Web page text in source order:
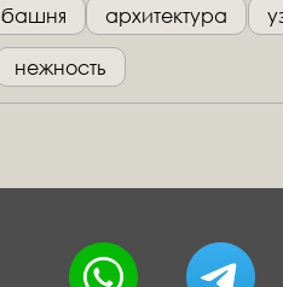
башня архитектура
нежность